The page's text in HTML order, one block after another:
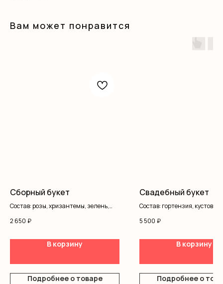
Вам может понравится
Сборный букет
Состав: розы, хризантемы, зелень,
2 650 ₽
В корзину
Подробнее о товаре
Свадебный букет
Состав: гортензия, кустовая
5 500 ₽
В корзину
Подробнее о